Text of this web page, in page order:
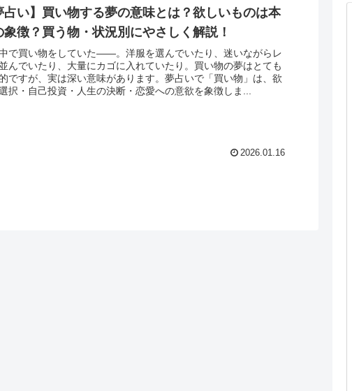
占い】買い物する夢の意味とは？欲しいものは本
象徴？買う物・状況別にやさしく解説！
で買い物をしていた――。洋服を選んでいたり、迷いながらレ
んでいたり、大量にカゴに入れていたり。買い物の夢はとても
ですが、実は深い意味があります。夢占いで「買い物」は、欲
択・自己投資・人生の決断・恋愛への意欲を象徴しま...
2026.01.16